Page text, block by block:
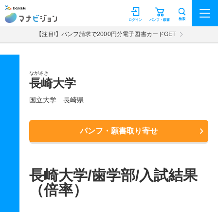
マナビジョン パンフ・願書
ログイン 検索
【注目!】パンフ請求で2000円分電子図書カードGET
ながさき
長崎大学
国立大学 長崎県
パンフ・願書取り寄せ
長崎大学/歯学部/入試結果
（倍率）